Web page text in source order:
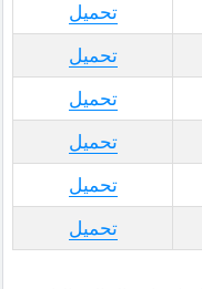
تحميل
تحميل
تحميل
تحميل
تحميل
تحميل